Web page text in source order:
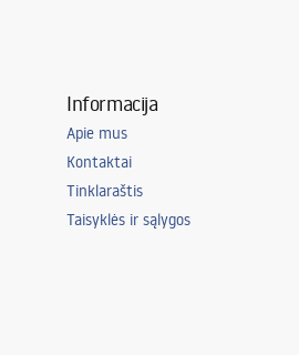
Informacija
Apie mus
Kontaktai
Tinklaraštis
Taisyklės ir sąlygos